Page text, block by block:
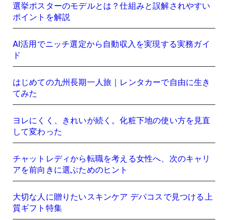
選挙ポスターのモデルとは？仕組みと誤解されやすい
ポイントを解説
AI活用でニッチ選定から自動収入を実現する実務ガイ
ド
はじめての九州長期一人旅｜レンタカーで自由に生き
てみた
ヨレにくく、きれいが続く。化粧下地の使い方を見直
して変わった
チャットレディから転職を考える女性へ、次のキャリ
アを前向きに選ぶためのヒント
大切な人に贈りたいスキンケア デパコスで見つける上
質ギフト特集